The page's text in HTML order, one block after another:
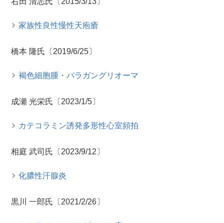
家族性良性慢性天疱瘡
橋本 隆氏〔2019/6/25〕
褐色細胞腫・パラガングリオーマ
成瀬 光栄氏〔2023/1/5〕
カテコラミン誘発多形性心室頻拍
相庭 武司氏〔2023/9/12〕
化膿性汗腺炎
黒川 一郎氏〔2021/2/26〕